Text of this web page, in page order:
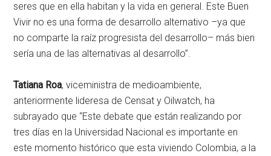
seres que en ella habitan y la vida en general. Este Buen
Vivir no es una forma de desarrollo alternativo –ya que
no comparte la raíz progresista del desarrollo– más bien
sería una de las alternativas al desarrollo”.
Tatiana Roa, viceministra de medioambiente,
anteriormente lideresa de Censat y Oilwatch, ha
subrayado que “Este debate que están realizando por
tres días en la Universidad Nacional es importante en
este momento histórico que esta viviendo Colombia, a la